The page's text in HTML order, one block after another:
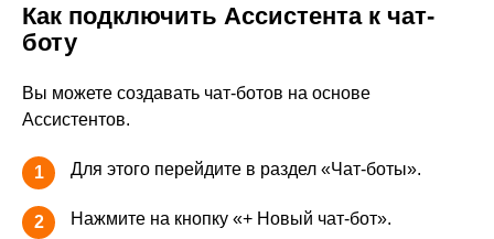
Как подключить Ассистента к чат-
боту
Вы можете создавать чат-ботов на основе
Ассистентов.
1 Для этого перейдите в раздел «Чат-боты».
2 Нажмите на кнопку «+ Новый чат-бот».